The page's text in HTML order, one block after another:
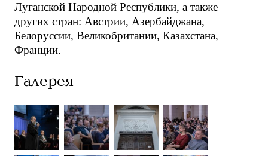
Луганской Народной Республики, а также
других стран: Австрии, Азербайджана,
Белоруссии, Великобритании, Казахстана,
Франции.
Галерея